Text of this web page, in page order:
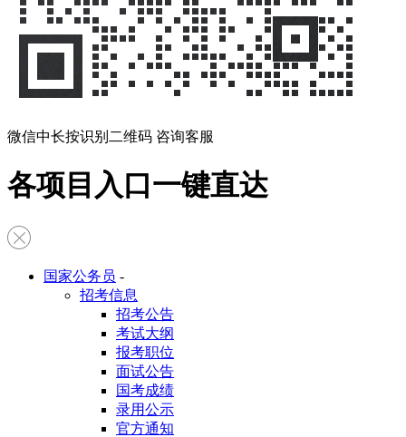
微信中长按识别二维码 咨询客服
各项目入口一键直达
国家公务员 -
招考信息
招考公告
考试大纲
报考职位
面试公告
国考成绩
录用公示
官方通知